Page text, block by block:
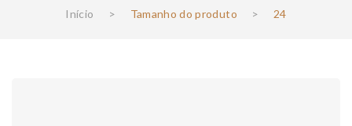
Início > Tamanho do produto > 24